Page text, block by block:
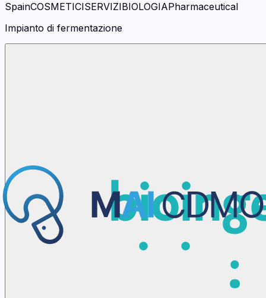
SpainCOSMETICISERVIZIBIOLOGIAPharmaceutical
Impianto di fermentazione